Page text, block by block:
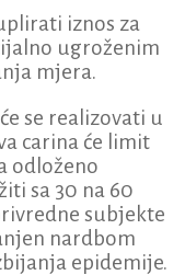
iznos za
ugroženim
mjera.
se realizovati u
carina će limit
odloženo
sa 30 na 60
subjekte
nardbom
epidemije.